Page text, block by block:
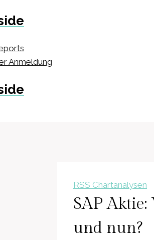
Anmeldung
RSS Chartanalysen
SAP
und nun?